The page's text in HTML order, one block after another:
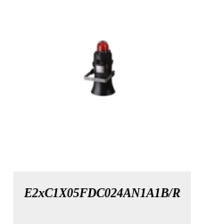
E2xC1X05FDC024AN1A1B/R